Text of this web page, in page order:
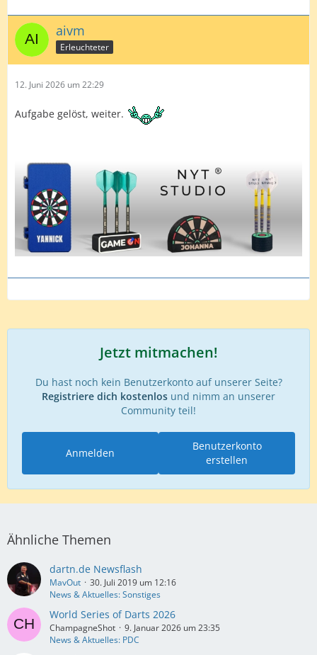
aivm
Erleuchteter
12. Juni 2026 um 22:29
Aufgabe gelöst, weiter.
Jetzt mitmachen!
Du hast noch kein Benutzerkonto auf unserer Seite?
Registriere dich kostenlos und nimm an unserer
Community teil!
Benutzerkonto
erstellen
Anmelden
Ähnliche Themen
dartn.de Newsflash
MavOut
30. Juli 2019 um 12:16
News & Aktuelles: Sonstiges
World Series of Darts 2026
ChampagneShot
9. Januar 2026 um 23:35
News & Aktuelles: PDC